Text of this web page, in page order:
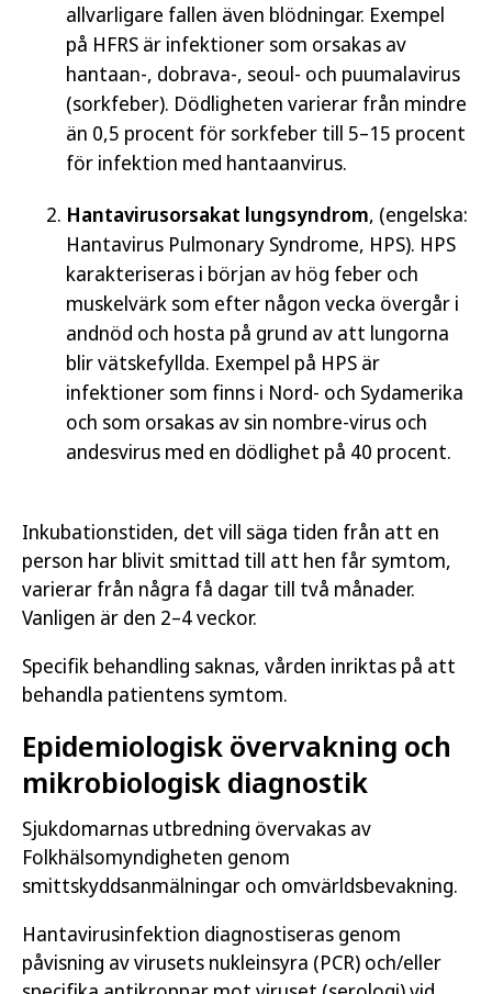
allvarligare fallen även blödningar. Exempel
på HFRS är infektioner som orsakas av
hantaan-, dobrava-, seoul- och puumalavirus
(sorkfeber). Dödligheten varierar från mindre
än 0,5 procent för sorkfeber till 5–15 procent
för infektion med hantaanvirus.
Hantavirusorsakat lungsyndrom, (engelska:
Hantavirus Pulmonary Syndrome, HPS). HPS
karakteriseras i början av hög feber och
muskelvärk som efter någon vecka övergår i
andnöd och hosta på grund av att lungorna
blir vätskefyllda. Exempel på HPS är
infektioner som finns i Nord- och Sydamerika
och som orsakas av sin nombre-virus och
andesvirus med en dödlighet på 40 procent.
Inkubationstiden, det vill säga tiden från att en
person har blivit smittad till att hen får symtom,
varierar från några få dagar till två månader.
Vanligen är den 2–4 veckor.
Specifik behandling saknas, vården inriktas på att
behandla patientens symtom.
Epidemiologisk övervakning och
mikrobiologisk diagnostik
Sjukdomarnas utbredning övervakas av
Folkhälsomyndigheten genom
smittskyddsanmälningar och omvärldsbevakning.
Hantavirusinfektion diagnostiseras genom
påvisning av virusets nukleinsyra (PCR) och/eller